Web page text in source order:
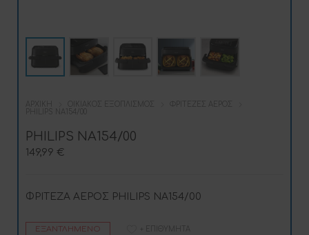
ΑΡΧΙΚΉ ΟΙΚΙΑΚΌΣ ΕΞΟΠΛΙΣΜΌΣ
ΦΡΙΤΈΖΕΣ ΑΈΡΟΣ
PHILIPS NA154/00
PHILIPS NA154/00
149,99 €
ΦΡΙΤΕΖΑ ΑΕΡΟΣ PHILIPS NA154/00
ΕΞΑΝΤΛΗΜΈΝΟ + ΕΠΙΘΥΜΗΤΆ